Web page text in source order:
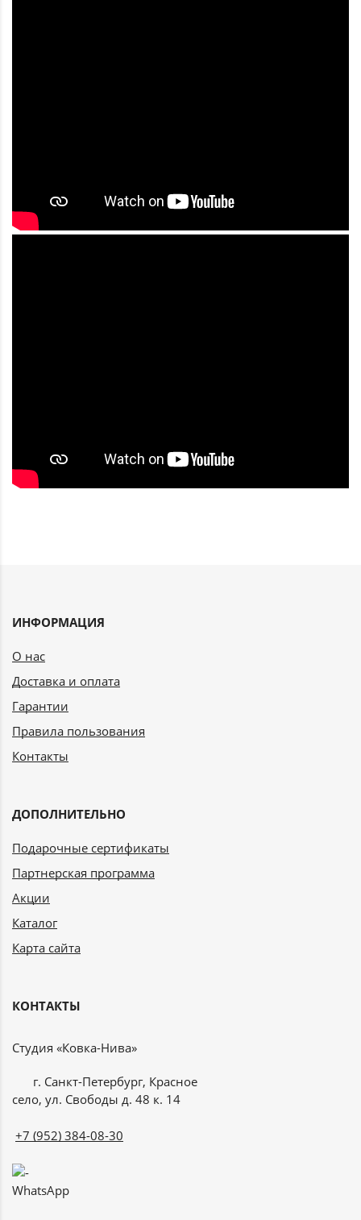
ИНФОРМАЦИЯ
О нас
Доставка и оплата
Гарантии
Правила пользования
Контакты
ДОПОЛНИТЕЛЬНО
Подарочные сертификаты
Партнерская программа
Акции
Каталог
Карта сайта
КОНТАКТЫ
Студия «Ковка-Нива»
г. Санкт-Петербург, Красное
село, ул. Свободы д. 48 к. 14
+7 (952) 384-08-30
WhatsApp